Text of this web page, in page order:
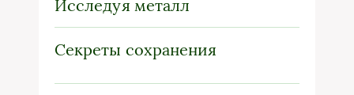
Исследуя металл
Секреты сохранения